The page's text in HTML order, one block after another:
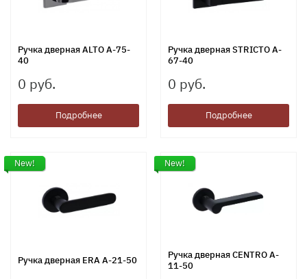
Ручка дверная ALTO A-75-
40
0 руб.
Подробнее
Ручка дверная STRICTO A-
67-40
0 руб.
Подробнее
New!
Ручка дверная ERA A-21-50
New!
Ручка дверная CENTRO A-
11-50